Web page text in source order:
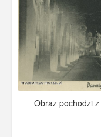
Obraz pochodzi z